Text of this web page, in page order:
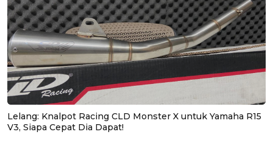
Lelang: Knalpot Racing CLD Monster X untuk Yamaha R15
V3, Siapa Cepat Dia Dapat!